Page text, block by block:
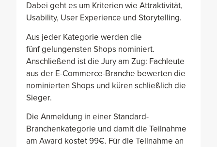
Dabei geht es um Kriterien wie Attraktivität,
Usability, User Experience und Storytelling.
Aus jeder Kategorie werden die
fünf gelungensten Shops nominiert.
Anschließend ist die Jury am Zug: Fachleute
aus der E-Commerce-Branche bewerten die
nominierten Shops und küren schließlich die
Sieger.
Die Anmeldung in einer Standard-
Branchenkategorie und damit die Teilnahme
am Award kostet 99€. Für die Teilnahme an